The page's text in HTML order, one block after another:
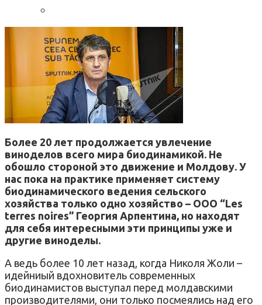
Более 20 лет продолжается увлечение
виноделов всего мира биодинамикой. Не
обошло стороной это движение и Молдову. У
нас пока на практике применяет систему
биодинамического ведения сельского
хозяйства только одно хозяйство – ООО “Les
terres noires” Георгия Арпентина, но находят
для себя интересными эти принципы уже и
другие виноделы.
А ведь более 10 лет назад, когда Николя Жоли –
идейниый вдохновитель современных
биодинамистов выступал перед молдавскими
производителями, они только посмеялись над его